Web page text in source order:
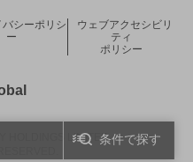
条件で探す
HOLDINGS LIMITED.
バシーポリシ
ー
ウェブアクセシビリ
ティ
ポリシー
新しいウィンドウで開く